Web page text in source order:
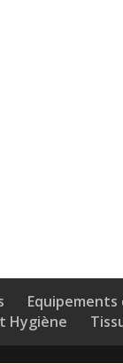
Equipements
Hygiène